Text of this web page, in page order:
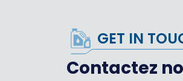
GET IN
Contactez